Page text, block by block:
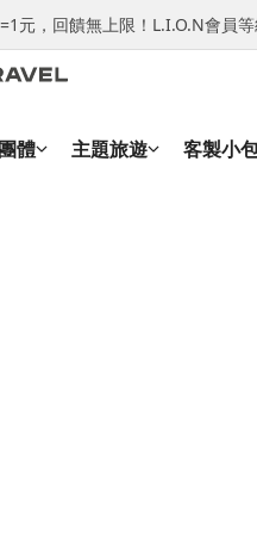
元，回饋無上限！L.I.O.N會員
體 主題旅遊 客製小